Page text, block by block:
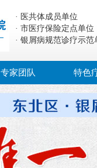
· 医共体成员单位
· 市医疗保险定点单位
· 银屑病规范诊疗示范
专家团队 特色